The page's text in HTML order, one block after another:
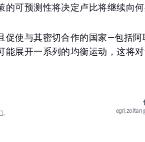
可预测性将决定卢比将继续向何
促使与其密切合作的国家—包括
能展开一系列的均衡运动，这将
。